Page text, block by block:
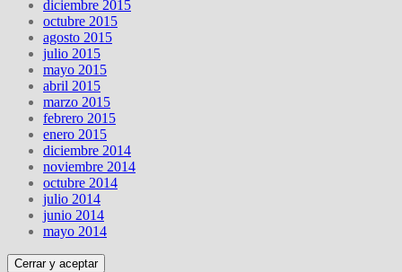
diciembre 2015
octubre 2015
agosto 2015
julio 2015
mayo 2015
abril 2015
marzo 2015
febrero 2015
enero 2015
diciembre 2014
noviembre 2014
octubre 2014
julio 2014
junio 2014
mayo 2014